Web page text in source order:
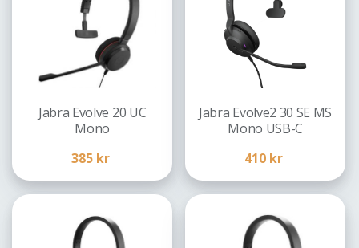
Trådbundet(63) Trådlöst(51)
(60)
Mono
Bordstelefon
Skype for Business
Smartphone
Surfplatta
Jabra Evolve 20 UC
Mono
385 kr
Jabra Evolve2 30 SE MS
Mono USB-C
410 kr